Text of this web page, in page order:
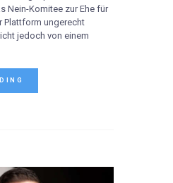
Nein-Komitee zur Ehe für
Plattform ungerecht
jedoch von einem